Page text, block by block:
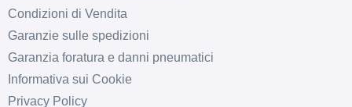
ARCASTING Racer Matt
Bronze 5 fori 16" 7X16
Condizioni di Vendita
Garanzie sulle spedizioni
Garanzia foratura e danni pneumatici
Informativa sui Cookie
Privacy Policy